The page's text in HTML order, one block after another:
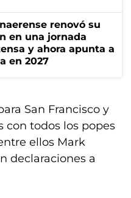
renovó su
en una jornada
y ahora apunta a
en 2027
San Francisco y
con todos los popes
ellos Mark
declaraciones a